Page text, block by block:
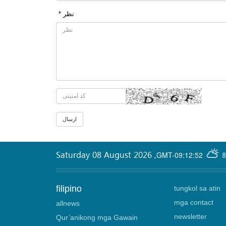
* نظر
GMT-09:12:52
Saturday 08 August 2026 ,
filipino
allnews
Qur’anikong mga Gawain
tungkol sa atin
mga contact
newsletter